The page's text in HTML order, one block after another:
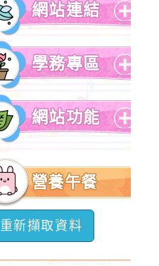
選
單
網站連結
展
開
選
單
學務專區
展
開
選
單
網站功能
展
選
營養午餐
重新擷取資料